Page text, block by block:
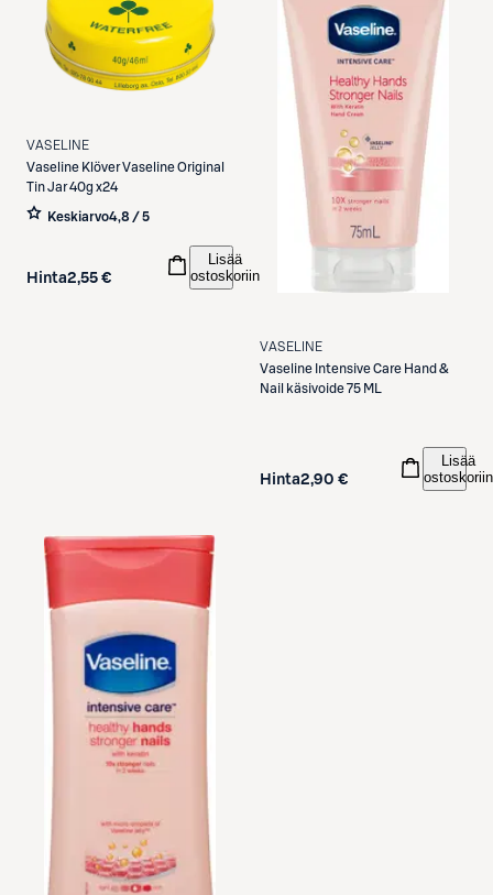
VASELINE
Vaseline Klöver Vaseline Original
Tin Jar 40g x24
Keskiarvo4,8 / 5
Hinta2,55 €
Lisää
ostoskoriin
VASELINE
Vaseline Intensive Care Hand &
Nail käsivoide 75 ML
Hinta2,90 €
Lisää
ostoskoriin